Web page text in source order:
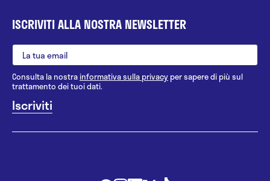
ISCRIVITI ALLA NOSTRA NEWSLETTER
Consulta la nostrainformativa sulla privacy per sapere di più sul
trattamento dei tuoi dati.